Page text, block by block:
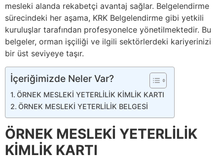
mesleki alanda rekabetçi avantaj sağlar. Belgelendirme
sürecindeki her aşama, KRK Belgelendirme gibi yetkili
kuruluşlar tarafından profesyonelce yönetilmektedir. Bu
belgeler, orman işçiliği ve ilgili sektörlerdeki kariyerinizi
bir üst seviyeye taşır.
İçeriğimizde Neler Var?
ÖRNEK MESLEKİ YETERLİLİK KİMLİK KARTI
ÖRNEK MESLEKİ YETERLİLİK BELGESİ
ÖRNEK MESLEKİ YETERLİLİK
KİMLİK KARTI